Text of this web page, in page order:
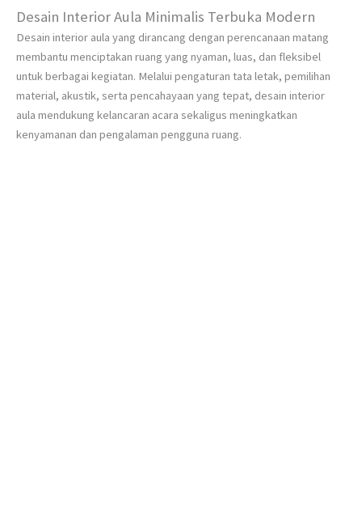
Desain Interior Aula Minimalis Terbuka Modern
Desain interior aula yang dirancang dengan perencanaan matang
membantu menciptakan ruang yang nyaman, luas, dan fleksibel
untuk berbagai kegiatan. Melalui pengaturan tata letak, pemilihan
material, akustik, serta pencahayaan yang tepat, desain interior
aula mendukung kelancaran acara sekaligus meningkatkan
kenyamanan dan pengalaman pengguna ruang.